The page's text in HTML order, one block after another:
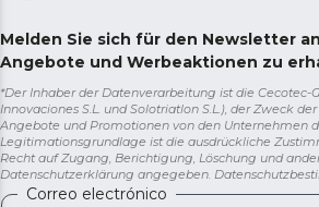
Melden Sie sich für den Newsletter
Angebote und Werbeaktionen zu
*Der Inhaber der Datenverarbeitung ist die Cecotec-
Innovaciones S.L. und Solotriatlon S.L.), der Zweck
Angebote und Promotionen von den Unternehmen
Legitimationsgrundlage ist die ausdrückliche
Recht auf Zugang, Berichtigung, Löschung und
Datenschutzerklärung angegeben.
Correo electrónico